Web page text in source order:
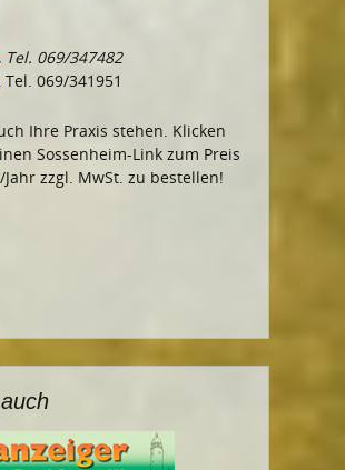
, Tel. 069/347482
, Tel. 069/341951
Ihre Praxis stehen. Klicken
Sossenheim-Link zum Preis
Jahr zzgl. MwSt. zu bestellen!